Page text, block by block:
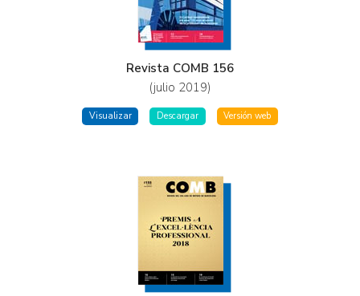
Revista COMB 156
(julio 2019)
Visualizar Descargar Versión web